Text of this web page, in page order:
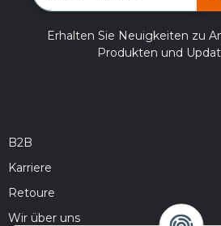
Erhalten Sie Neuigkeiten zu
Produkten und
B2B
Karriere
Retoure
Wir über uns